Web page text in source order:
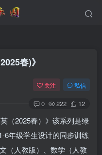
春)》
关注 私信
0 222 12
（2025春）》该系列是绿
6年级学生设计的同步训练
（人教版）、数学（人教